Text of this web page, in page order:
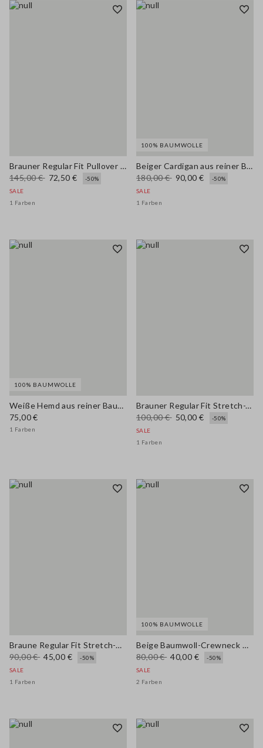
Brauner Regular Fit Pullover mit Polokragen
145,00 € 72,50 €
-50%
SALE
1 Farben
100% BAUMWOLLE
Beiger Cardigan aus reiner Baumwolle mit regulärer Passform
180,00 € 90,00 €
-50%
SALE
1 Farben
100% BAUMWOLLE
Weiße Hemd aus reiner Baumwolle im Regular Fit
75,00 €
1 Farben
Brauner Regular Fit Stretch-Viskose-Blazer
100,00 € 50,00 €
-50%
SALE
1 Farben
Braune Regular Fit Stretch-Viskosehose
90,00 € 45,00 €
-50%
SALE
1 Farben
100% BAUMWOLLE
Beige Baumwoll-Crewneck mit regulärer Passform
80,00 € 40,00 €
-50%
SALE
2 Farben